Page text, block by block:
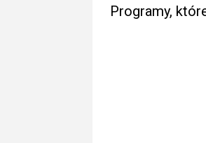
Programy,